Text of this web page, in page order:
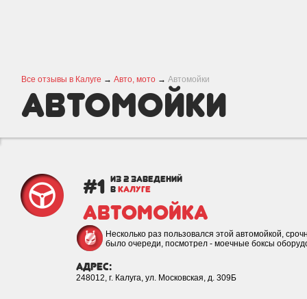
Все отзывы в Калуге → Авто, мото → Автомойки
Автомойки
#1 из 2 заведений
в КАЛУГЕ
Автомойка
Несколько раз пользовался этой автомойкой,
было очереди, посмотрел - моечные боксы
адрес:
248012, г. Калуга, ул. Московская, д. 309Б